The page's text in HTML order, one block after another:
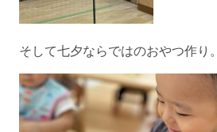
そして七夕ならではのおやつ作り。